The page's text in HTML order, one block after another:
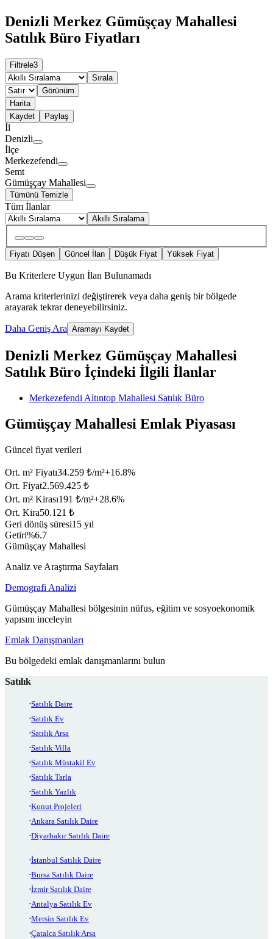
Denizli Merkez Gümüşçay Mahallesi
Satılık Büro Fiyatları
Filtrele3
Sırala
Görünüm
Harita
Kaydet
Paylaş
İl
Denizli
İlçe
Merkezefendi
Semt
Gümüşçay Mahallesi
Tümünü Temizle
Tüm İlanlar
Akıllı Sıralama
Fiyatı Düşen Güncel İlan Düşük Fiyat Yüksek Fiyat
Bu Kriterlere Uygun İlan Bulunamadı
Arama kriterlerinizi değiştirerek veya daha geniş bir bölgede
arayarak tekrar deneyebilirsiniz.
Daha Geniş Ara Aramayı Kaydet
Denizli Merkez Gümüşçay Mahallesi
Satılık Büro İçindeki İlgili İlanlar
Merkezefendi Altıntop Mahallesi Satılık Büro
Gümüşçay Mahallesi Emlak Piyasası
Güncel fiyat verileri
Ort. m² Fiyatı34.259 ₺/m²+16.8%
Ort. Fiyat2.569.425 ₺
Ort. m² Kirası191 ₺/m²+28.6%
Ort. Kira50.121 ₺
Geri dönüş süresi15 yıl
Getiri%6.7
Gümüşçay Mahallesi
Analiz ve Araştırma Sayfaları
Demografi Analizi
Gümüşçay Mahallesi bölgesinin nüfus, eğitim ve sosyoekonomik
yapısını inceleyin
Emlak Danışmanları
Bu bölgedeki emlak danışmanlarını bulun
Satılık
Satılık Daire
Satılık Ev
Satılık Arsa
Satılık Villa
Satılık Müstakil Ev
Satılık Tarla
Satılık Yazlık
Konut Projeleri
Ankara Satılık Daire
Diyarbakır Satılık Daire
İstanbul Satılık Daire
Bursa Satılık Daire
İzmir Satılık Daire
Antalya Satılık Ev
Mersin Satılık Ev
Çatalca Satılık Arsa